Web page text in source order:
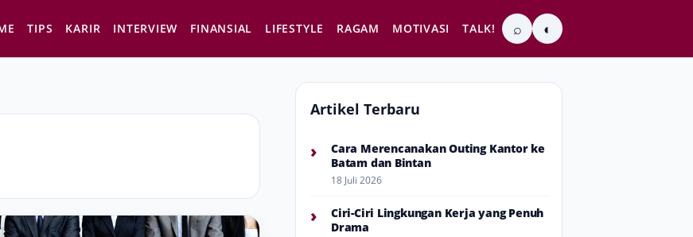
TIPS KARIR INTERVIEW FINANSIAL LIFESTYLE RAGAM MOTIVASI TALK! ⌕ ◐
Artikel Terbaru
›
Cara Merencanakan Outing Kantor ke
Batam dan Bintan
18 Juli 2026
›
Ciri-Ciri Lingkungan Kerja yang Penuh
Drama